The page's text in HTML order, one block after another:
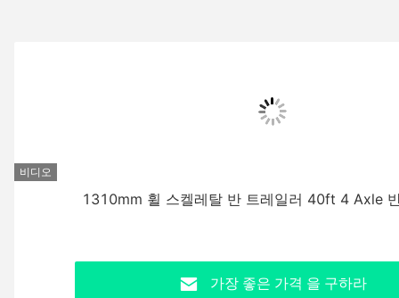
비디오
1310mm 휠 스켈레탈 반 트레일러 40ft 4 Axle
가장 좋은 가격 을 구하라